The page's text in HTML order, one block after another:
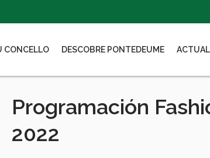
CONCELLO DESCOBRE PONTEDEUME
Programación
2022